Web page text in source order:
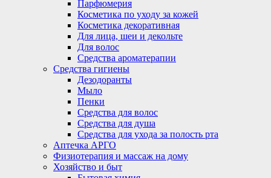
Парфюмерия
Косметика по уходу за кожей
Косметика декоративная
Для лица, шеи и декольте
Для волос
Средства ароматерапии
Средства гигиены
Дезодоранты
Мыло
Пенки
Средства для волос
Средства для душа
Средства для ухода за полость рта
Аптечка АРГО
Физиотерапия и массаж на дому
Хозяйство и быт